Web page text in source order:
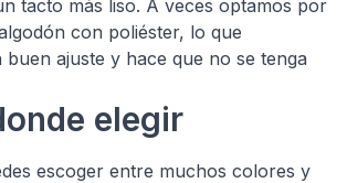
tacto más liso. A veces optamos por
con poliéster, lo que
ajuste y hace que no se tenga
elegir
escoger entre muchos colores y